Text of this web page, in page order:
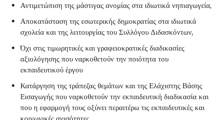
Αντιμετώπιση της μάστιγας ανομίας στα ιδιωτικά νηπιαγωγεία,
Αποκατάσταση της εσωτερικής δημοκρατίας στα ιδιωτικά
σχολεία και της λειτουργίας του Συλλόγου Διδασκόντων,
Όχι στις τιμωρητικές και γραφειοκρατικές διαδικασίες
αξιολόγησης που ναρκοθετούν την ποιότητα του
εκπαιδευτικού έργου
Κατάργηση της τράπεζας θεμάτων και της Ελάχιστης Βάσης
Εισαγωγής που ναρκοθετούν την εκπαιδευτική διαδικασία και
που η εφαρμογή τους οξύνει περαιτέρω τις εκπαιδευτικές και